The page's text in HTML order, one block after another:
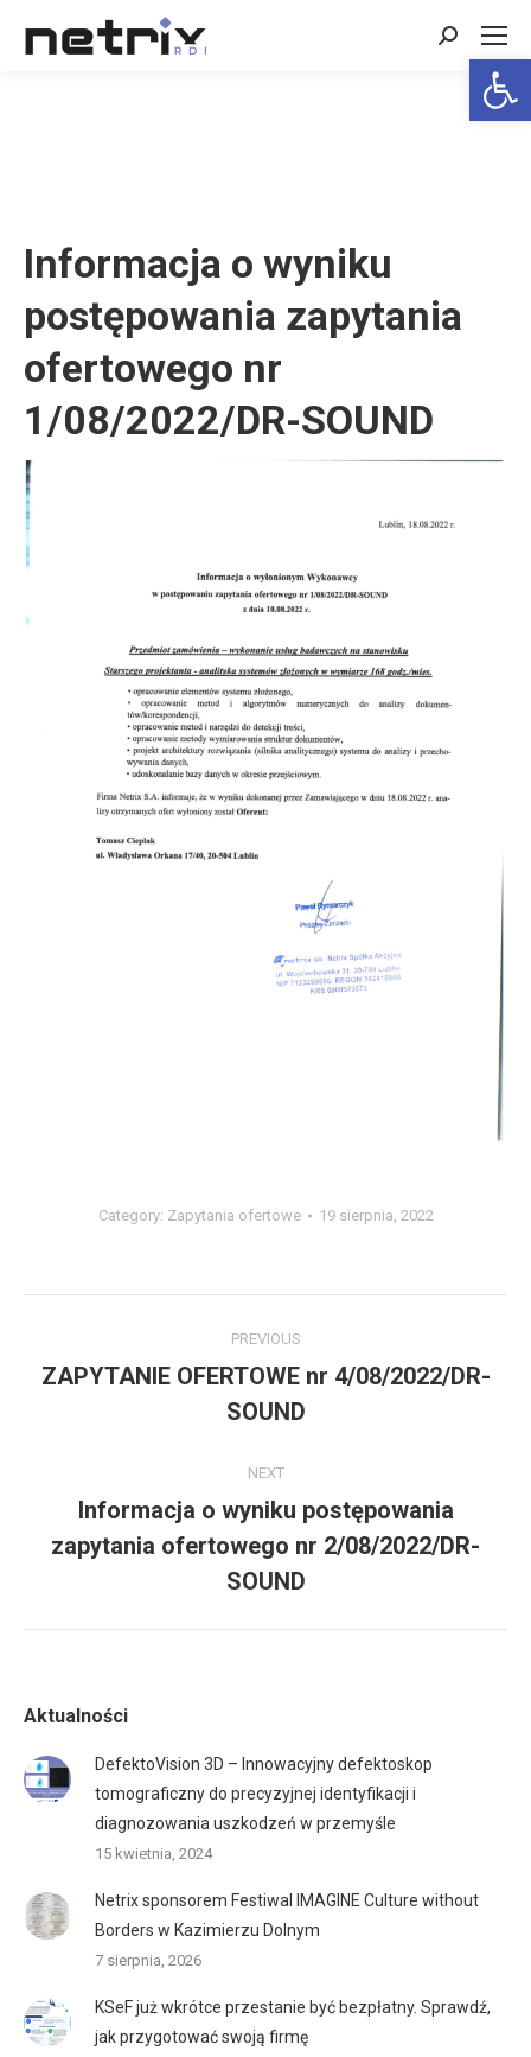
Search:
Informacja o wyniku
postępowania zapytania
ofertowego nr
1/08/2022/DR-SOUND
Category: Zapytania ofertowe 19 sierpnia, 2022
navigation
PREVIOUS
Previous
post:
ZAPYTANIE OFERTOWE nr 4/08/2022/DR-
SOUND
NEXT
Next
post:
Informacja o wyniku postępowania
zapytania ofertowego nr 2/08/2022/DR-
SOUND
Aktualności
DefektoVision 3D – Innowacyjny defektoskop
tomograficzny do precyzyjnej identyfikacji i
diagnozowania uszkodzeń w przemyśle
15 kwietnia, 2024
Netrix sponsorem Festiwal IMAGINE Culture without
Borders w Kazimierzu Dolnym
7 sierpnia, 2026
KSeF już wkrótce przestanie być bezpłatny. Sprawdź,
jak przygotować swoją firmę